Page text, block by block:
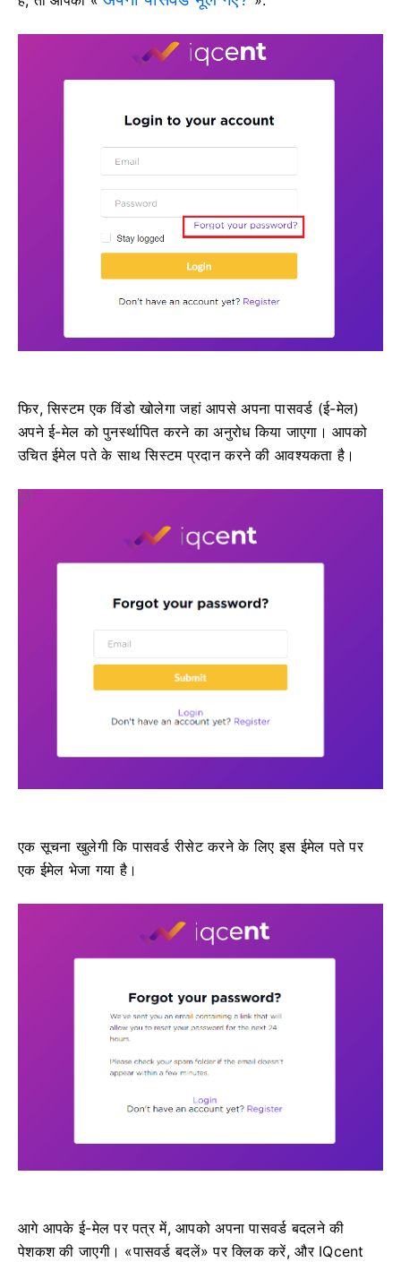
फिर, सिस्टम एक विंडो खोलेगा जहां आपसे अपना पासवर्ड (ई-मेल)
अपने ई-मेल को पुनर्स्थापित करने का अनुरोध किया जाएगा।आपको
उचित ईमेल पते के साथ सिस्टम प्रदान करने की आवश्यकता है।
एक सूचना खुलेगी कि पासवर्ड रीसेट करने के लिए इस ईमेल पते पर
एक ईमेल भेजा गया है।
आगे आपके ई-मेल पर पत्र में, आपको अपना पासवर्ड बदलने की
पेशकश की जाएगी। «पासवर्ड बदलें» पर क्लिक करें, और IQcent